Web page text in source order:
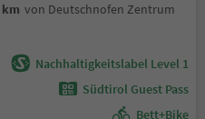
km von Deutschnofen Zentrum
Nachhaltigkeitslabel Level 1
Südtirol Guest Pass
Bett+Bike